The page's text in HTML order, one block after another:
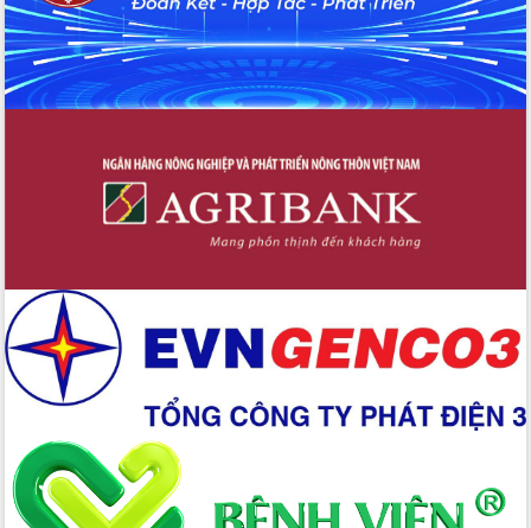
quốc phòng, quân sự địa phương năm
2026
Đắk Lắk tập trung toàn lực khắc phục
tồn tại IUU, sẵn sàng làm việc với
chúc mừng các bệnh viện nhân Ngày
Thầy thuốc Việt Nam
Rộn ràng lễ hội truyền thống Sông
nước Đà Nông lần thứ I năm 2026
tỉnh Đắk Lắk thông qua các nghị quyết
quan trọng
Thống nhất danh sách giới thiệu ứng
cử đại biểu Quốc hội khoá XVI và đại
biểu HĐND tỉnh Đắk Lắk, nhiệm kỳ
Phát động hai phong trào thi đua quan
trọng trong kỷ nguyên mới
Hội nghị lần thứ tư Ban Chỉ đạo công